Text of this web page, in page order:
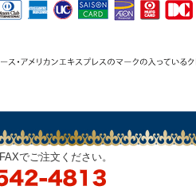
でご注文ください。